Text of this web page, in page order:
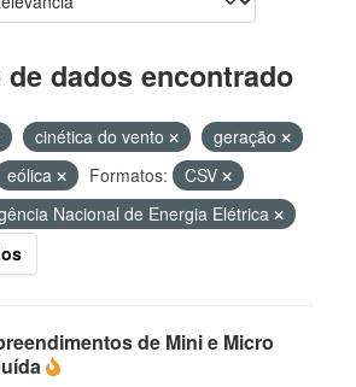
dados encontrado
cinética do vento
geração
eólica Formatos:
CSV
Nacional de Energia Elétrica
de Mini e Micro